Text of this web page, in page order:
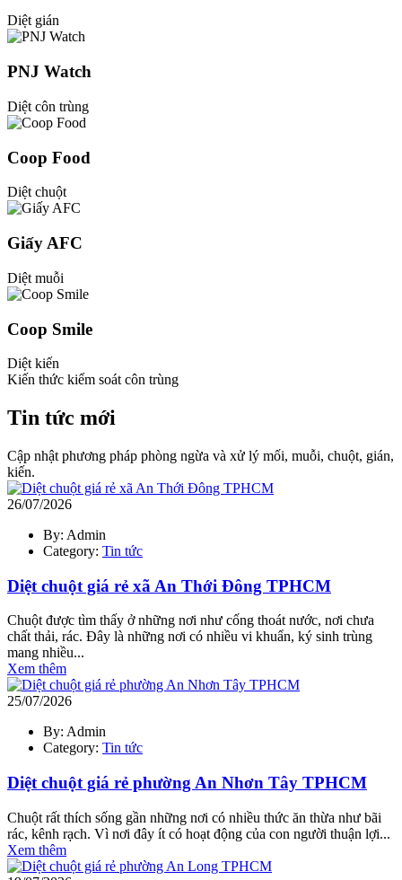
Diệt gián
PNJ Watch
Diệt côn trùng
Coop Food
Diệt chuột
Giấy AFC
Diệt muỗi
Coop Smile
Diệt kiến
Kiến thức kiểm soát côn trùng
Tin tức mới
Cập nhật phương pháp phòng ngừa và xử lý mối, muỗi, chuột, gián,
kiến.
26/07/2026
By: Admin
Category: Tin tức
Diệt chuột giá rẻ xã An Thới Đông TPHCM
Chuột được tìm thấy ở những nơi như cống thoát nước, nơi chưa
chất thải, rác. Đây là những nơi có nhiều vi khuẩn, ký sinh trùng
mang nhiều...
Xem thêm
25/07/2026
By: Admin
Category: Tin tức
Diệt chuột giá rẻ phường An Nhơn Tây TPHCM
Chuột rất thích sống gần những nơi có nhiều thức ăn thừa như bãi
rác, kênh rạch. Vì nơi đây ít có hoạt động của con người thuận lợi...
Xem thêm